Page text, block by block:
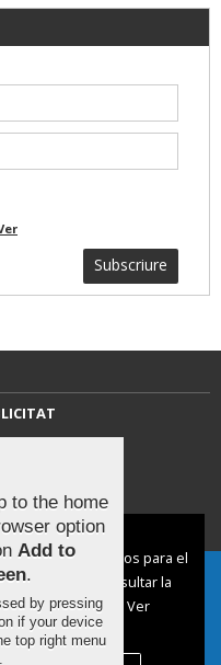
Subscriure
de
de cookies:
y de terceros para el
Puedes consultar la
desconectarlas.
Ver
y Cookies
to the home
option
Add to
.
by pressing
if your device
top right menu
.